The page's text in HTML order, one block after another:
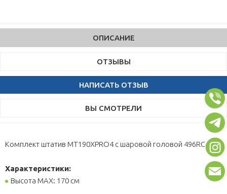
ОПИСАНИЕ
ОТЗЫВЫ
НАПИСАТЬ ОТЗЫВ
ВЫ СМОТРЕЛИ
Комплект штатив MT190XPRO4 с шаровой головой 496RC2.
Характеристики:
Высота MAX: 170 см